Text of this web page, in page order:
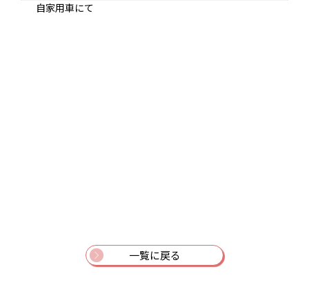
自家用車にて
一覧に戻る